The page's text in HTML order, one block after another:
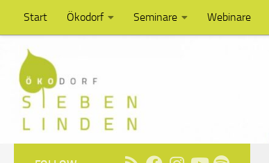
Unter dem Inhalt
Start Ökodorf Seminare Webinare